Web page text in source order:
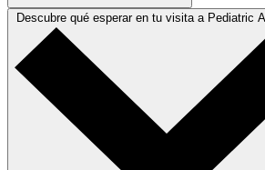
Descubre qué esperar en tu visita a Pediatric